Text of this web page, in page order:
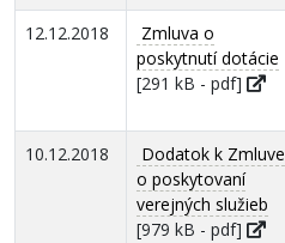
12.12.2018
Zmluva o
poskytnutí dotácie
[291 kB - pdf]
10.12.2018
Dodatok k Zmluve
o poskytovaní
verejných služieb
[979 kB - pdf]